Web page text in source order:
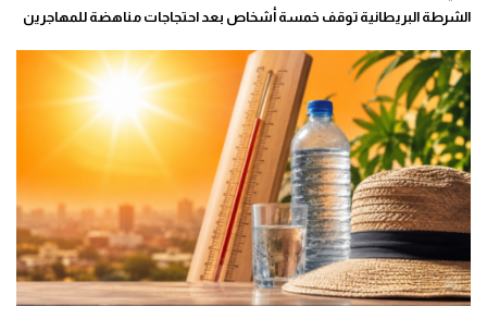
الشرطة البريطانية توقف خمسة أشخاص بعد احتجاجات مناهضة للمهاجرين